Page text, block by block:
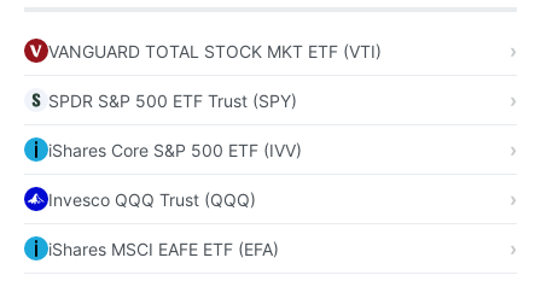
VANGUARD TOTAL STOCK MKT ETF (VTI)
SPDR S&P 500 ETF Trust (SPY)
iShares Core S&P 500 ETF (IVV)
Invesco QQQ Trust (QQQ)
iShares MSCI EAFE ETF (EFA)